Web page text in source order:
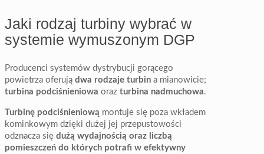
Jaki rodzaj turbiny wybrać w
systemie wymuszonym DGP
Producenci systemów dystrybucji gorącego
powietrza oferują dwa rodzaje turbin a mianowicie;
turbina podciśnieniowa oraz turbina nadmuchowa.
Turbinę podciśnieniową montuje się poza wkładem
kominkowym dzięki dużej jej przepustowości
odznacza się dużą wydajnością oraz liczbą
pomieszczeń do których potrafi w efektywny